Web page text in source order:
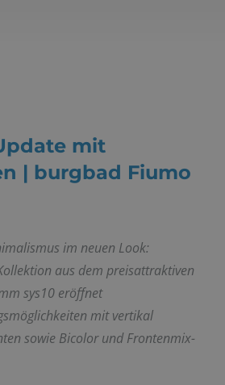
mit
| burgbad Fiumo
im neuen Look:
aus dem preisattraktiven
sys10 eröffnet
mit vertikal
sowie Bicolor und Frontenmix-